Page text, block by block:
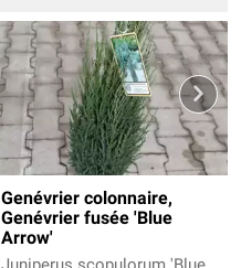
Genévrier colonnaire,
Genévrier fusée 'Blue
Arrow'